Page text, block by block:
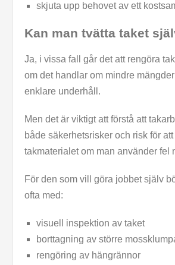
skjuta upp behovet av ett
Kan man tvätta taket
Ja, i vissa fall går det att rengöra
om det handlar om mindre
enklare underhåll.
Men det är viktigt att förstå att
både säkerhetsrisker och risk för
takmaterialet om man använder fel
För den som vill göra jobbet själv
ofta med:
visuell inspektion av taket
borttagning av större
rengöring av hängrännor